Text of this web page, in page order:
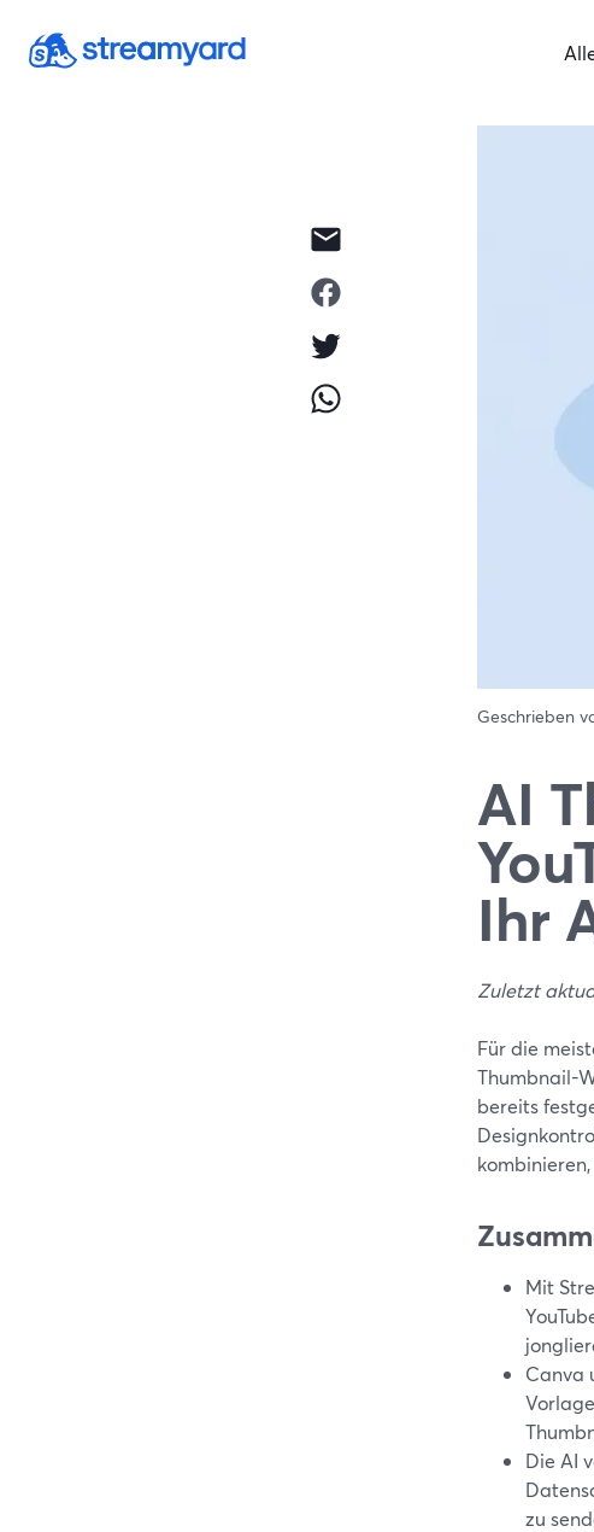
Geschrieben
AI
Ihr
Zuletzt
Für die
Thumbnail-
bereits
Mit
Canva
Die AI
zu